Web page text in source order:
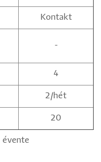
Kontakt
-
4
2/hét
20
évente